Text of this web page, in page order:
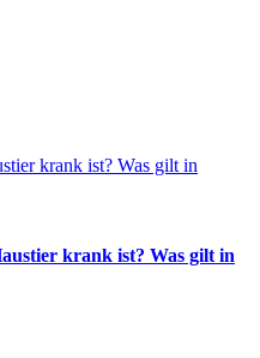
krank ist? Was gilt in
krank ist? Was gilt in